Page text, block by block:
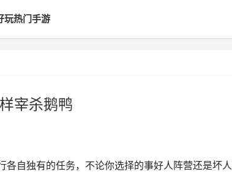
玩热门手游
宰杀鹅鸭
自独有的任务，不论你选择的事好人阵营还是坏人